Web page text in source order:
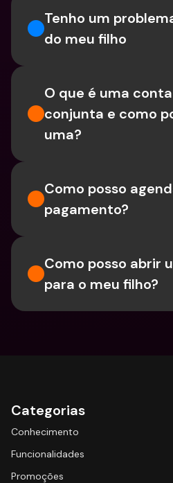
Tenho um
do meu filho
O que é uma
conjunta e como
uma?
Como posso
pagamento?
Como posso abrir
para o meu filho?
Categorias
Conhecimento
Funcionalidades
Promoções